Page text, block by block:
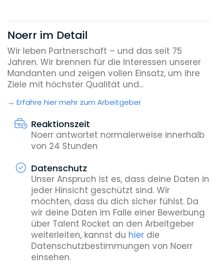
Noerr im Detail
Wir leben Partnerschaft – und das seit 75
Jahren. Wir brennen für die Interessen unserer
Mandanten und zeigen vollen Einsatz, um ihre
Ziele mit höchster Qualität und...
Erfahre hier mehr zum Arbeitgeber
Reaktionszeit
Noerr antwortet normalerweise innerhalb
von 24 Stunden
Datenschutz
Unser Anspruch ist es, dass deine Daten in
jeder Hinsicht geschützt sind. Wir
möchten, dass du dich sicher fühlst. Da
wir deine Daten im Falle einer Bewerbung
über Talent Rocket an den Arbeitgeber
weiterleiten, kannst du hierdie
Datenschutzbestimmungen von Noerr
einsehen.